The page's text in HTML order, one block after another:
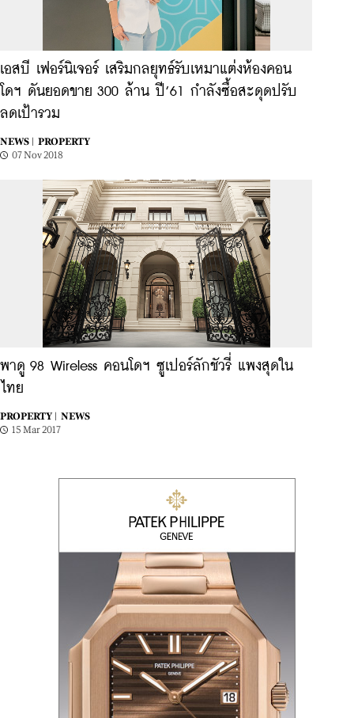
เอสบี เฟอร์นิเจอร์ เสริมกลยุทธ์รับเหมาแต่งห้องคอน
โดฯ ดันยอดขาย 300 ล้าน ปี’61 กำลังซื้อสะดุดปรับ
ลดเป้ารวม
NEWS |
PROPERTY
07 Nov 2018
พาดู 98 Wireless คอนโดฯ ซูเปอร์ลักชัวรี่ แพงสุดใน
ไทย
PROPERTY |
NEWS
15 Mar 2017